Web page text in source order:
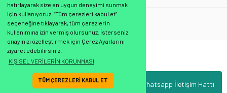
hatırlayarak size en uygun deneyimi sunmak
için kullanıyoruz. “Tüm çerezleri kabul et”
seçeneğine tıklayarak, tüm çerezlerin
kullanımına izin vermiş olursunuz. İsterseniz
onayınızı özelleştirmek için Çerez Ayarlarını
ziyaret edebilirsiniz.
KİŞİSEL VERİLERİN KORUNMASI
TÜM ÇEREZLERİ KABUL ET Whatsapp İletişim Hattı
Mann Filtre : Hava Filtresi
Bu ürüne ilk yorumu siz yapın!
Bu ürünün fiyat bilgisi, resim, ürün açıklamalarında ve diğer konularda
yetersiz gördüğünüz noktaları öneri formunu kullanarak tarafımıza
iletebilirsiniz.